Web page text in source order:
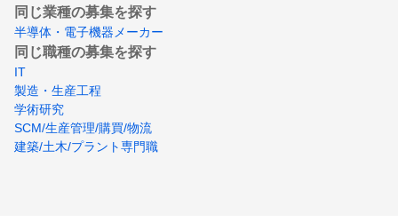
同じ業種の募集を探す
半導体・電子機器メーカー
同じ職種の募集を探す
IT
製造・生産工程
学術研究
SCM/生産管理/購買/物流
建築/土木/プラント専門職